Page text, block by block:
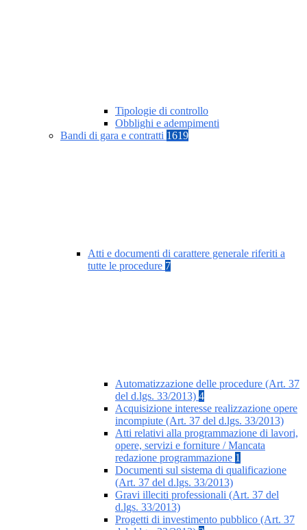
Tipologie di controllo
Obblighi e adempimenti
Bandi di gara e contratti 1619
Atti e documenti di carattere generale riferiti a
tutte le procedure 7
Automatizzazione delle procedure (Art. 37
del d.lgs. 33/2013) 4
Acquisizione interesse realizzazione opere
incompiute (Art. 37 del d.lgs. 33/2013)
Atti relativi alla programmazione di lavori,
opere, servizi e forniture / Mancata
redazione programmazione 1
Documenti sul sistema di qualificazione
(Art. 37 del d.lgs. 33/2013)
Gravi illeciti professionali (Art. 37 del
d.lgs. 33/2013)
Progetti di investimento pubblico (Art. 37